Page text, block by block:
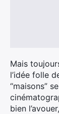
Mais
l’idée folle
“maisons”
bien